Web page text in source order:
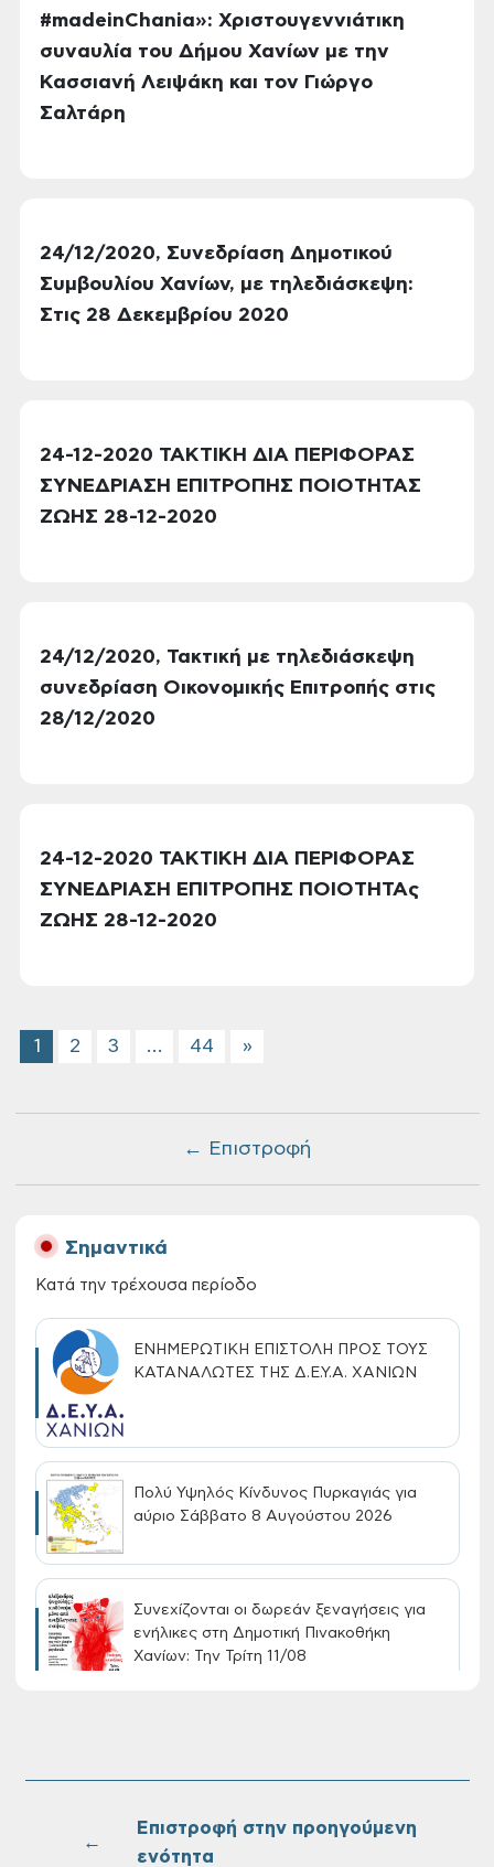
← Επιστροφή
#madeinChania»: Χριστουγεννιάτικη
συναυλία του Δήμου Χανίων με την
Κασσιανή Λειψάκη και τον Γιώργο
Σαλτάρη
24/12/2020, Συνεδρίαση Δημοτικού
Συμβουλίου Χανίων, με τηλεδιάσκεψη:
Στις 28 Δεκεμβρίου 2020
24-12-2020 ΤΑΚΤΙΚΗ ΔΙΑ ΠΕΡΙΦΟΡΑΣ
ΣΥΝΕΔΡΙΑΣΗ ΕΠΙΤΡΟΠΗΣ ΠΟΙΟΤΗΤΑΣ
ΖΩΗΣ 28-12-2020
24/12/2020, Τακτική με τηλεδιάσκεψη
συνεδρίαση Οικονομικής Επιτροπής στις
28/12/2020
24-12-2020 ΤΑΚΤΙΚΗ ΔΙΑ ΠΕΡΙΦΟΡΑΣ
ΣΥΝΕΔΡΙΑΣΗ ΕΠΙΤΡΟΠΗΣ ΠΟΙΟΤΗΤΑς
ΖΩΗΣ 28-12-2020
1 2 3 … 44 »
Σημαντικά
Κατά την τρέχουσα περίοδο
ΕΝΗΜΕΡΩΤΙΚΗ ΕΠΙΣΤΟΛΗ ΠΡΟΣ ΤΟΥΣ
ΚΑΤΑΝΑΛΩΤΕΣ ΤΗΣ Δ.Ε.Υ.Α. ΧΑΝΙΩΝ
Πολύ Υψηλός Κίνδυνος Πυρκαγιάς για
αύριο Σάββατο 8 Αυγούστου 2026
Συνεχίζονται οι δωρεάν ξεναγήσεις για
ενήλικες στη Δημοτική Πινακοθήκη
Χανίων: Την Τρίτη 11/08
Τακτική συνεδρίαση Δημοτικής Επιτροπής
←
Επιστροφή στην προηγούμενη
ενότητα